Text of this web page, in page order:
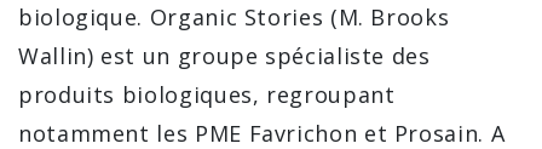
biologique. Organic Stories (M. Brooks
Wallin) est un groupe spécialiste des
produits biologiques, regroupant
notamment les PME Favrichon et Prosain. A